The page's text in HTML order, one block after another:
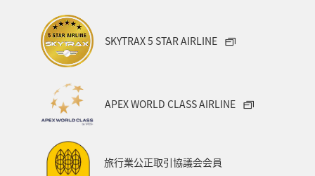
SKYTRAX 5 STAR AIRLINE
APEX WORLD CLASS AIRLINE
旅行業公正取引協議会会員